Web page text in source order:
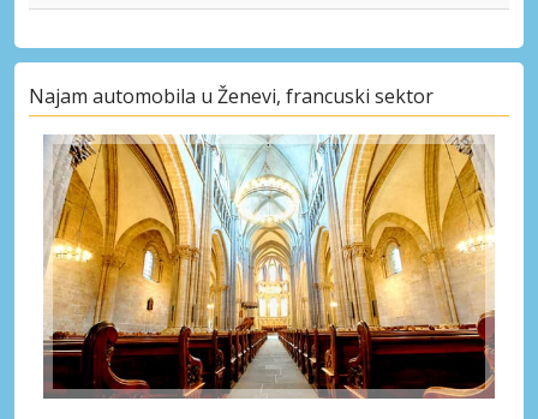
Najam automobila u Ženevi, francuski sektor